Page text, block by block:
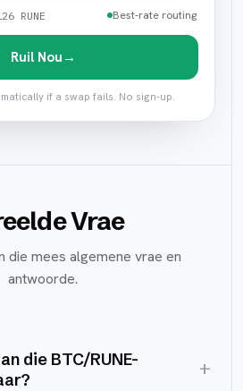
RUNE Best-rate routing
Ruil Nou →
if a swap fails. No sign-up.
Vrae
die mees algemene vrae en
antwoorde.
die BTC/RUNE-
+